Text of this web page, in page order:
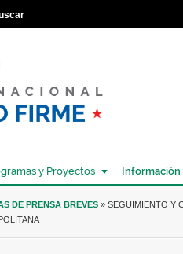
y Proyectos Información
AQUÍ
DE PRENSA BREVES » SEGUIMIENTO Y